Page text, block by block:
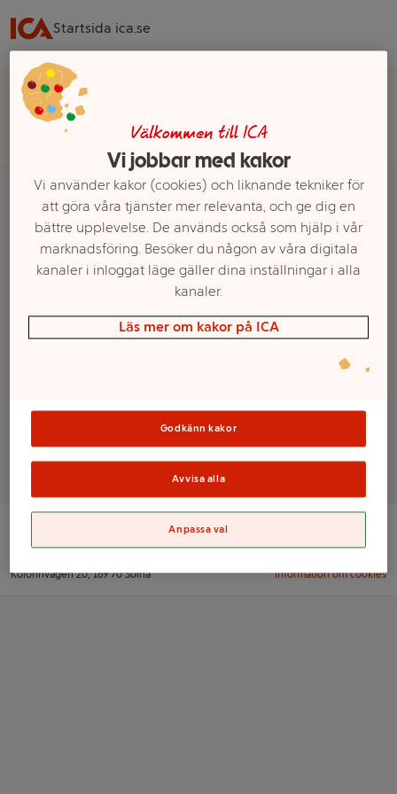
Startsida ica.se
Välj butik för rätt sortiment, pris och leveransalternativ
Välj butik
Startsida Blommor & Trädgård Krukor & Vaser Krukor
Trädgårdskrukor
Ett exempel på onlinesortiment visas.
Trädgårdskrukor
Det finns tyvärr inga produkter i den här kategorin
Kolonnvägen 20, 169 70 Solna
Information om cookies
Välkommen till ICA
Vi jobbar med kakor
Vi använder kakor (cookies) och liknande tekniker för
att göra våra tjänster mer relevanta, och ge dig en
bättre upplevelse. De används också som hjälp i vår
marknadsföring. Besöker du någon av våra digitala
kanaler i inloggat läge gäller dina inställningar i alla
kanaler.
Läs mer om kakor på ICA
Godkänn kakor
Avvisa alla
Anpassa val